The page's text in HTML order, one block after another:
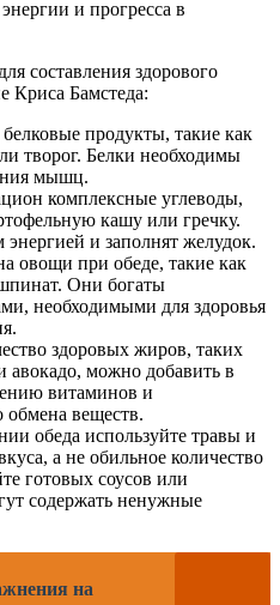
и прогресса в
составления здорового
Криса Бамстеда:
продукты, такие как
творог. Белки необходимы
мышц.
комплексные углеводы,
кашу или гречку.
и заполнят желудок.
овощи при обеде, такие как
Они богаты
необходимыми для здоровья
здоровых жиров, таких
авокадо, можно добавить в
витаминов и
веществ.
обеда используйте травы и
а не обильное количество
готовых соусов или
содержать ненужные
на